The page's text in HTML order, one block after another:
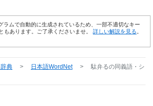
ラムで自動的に生成されているため、一部不適切なキー
もあります。ご了承くださいませ。 詳しい解説を見る。
典 > 日本語WordNet > 駄弁るの同義語・シ